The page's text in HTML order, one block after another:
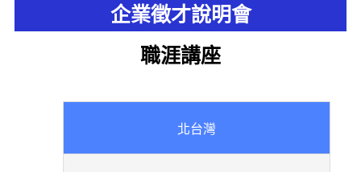
企業徵才說明會
職涯講座
北台灣